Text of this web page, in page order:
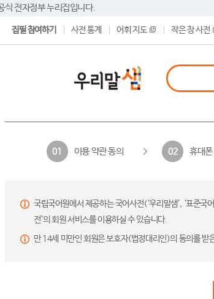
식 전자정부 누리집입니다.
집필 참여하기 사전 통계 어휘 지도 작은 창 사전
01 이용 약관 동의 02 휴대
국립국어원에서 제공하는 국어사전(‘우리말샘’, ‘표준
전’의 회원 서비스를 이용하실 수 있습니다.
만 14세 미만인 회원은 보호자(법정대리인)의 동의를 받